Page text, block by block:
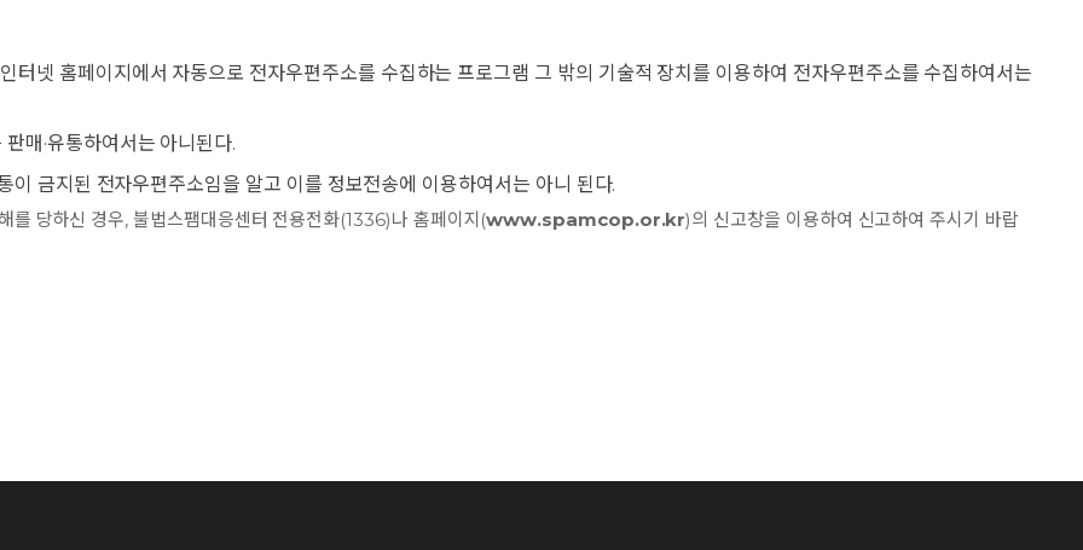
PARTNERSHIP
터넷 홈페이지에서 자동으로 전자우편주소를 수집하는 프로그램 그 밖의 기술적 장치를 이용하여 전자우편주소를 수집하여서는
매·유통하여서는 아니된다.
이 금지된 전자우편주소임을 알고 이를 정보전송에 이용하여서는 아니 된다.
당하신 경우, 불법스팸대응센터 전용전화(1336)나 홈페이지(www.spamcop.or.kr)의 신고창을 이용하여 신고하여 주시기 바랍